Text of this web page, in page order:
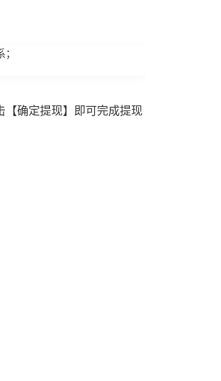
确定提现】即可完成提现